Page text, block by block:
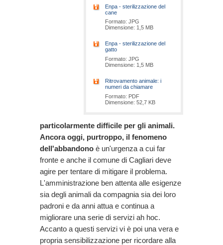
Enpa - sterilizzazione del
cane
Formato: JPG
Dimensione: 1,5 MB
Enpa - sterilizzazione del
gatto
Formato: JPG
Dimensione: 1,5 MB
Ritrovamento animale: i
numeri da chiamare
Formato: PDF
Dimensione: 52,7 KB
particolarmente difficile per gli animali.
Ancora oggi, purtroppo, il fenomeno
dell'abbandono è un'urgenza a cui far
fronte e anche il comune di Cagliari deve
agire per tentare di mitigare il problema.
L'amministrazione ben attenta alle esigenze
sia degli animali da compagnia sia dei loro
padroni e da anni attua e continua a
migliorare una serie di servizi ah hoc.
Accanto a questi servizi vi è poi una vera e
propria sensibilizzazione per ricordare alla